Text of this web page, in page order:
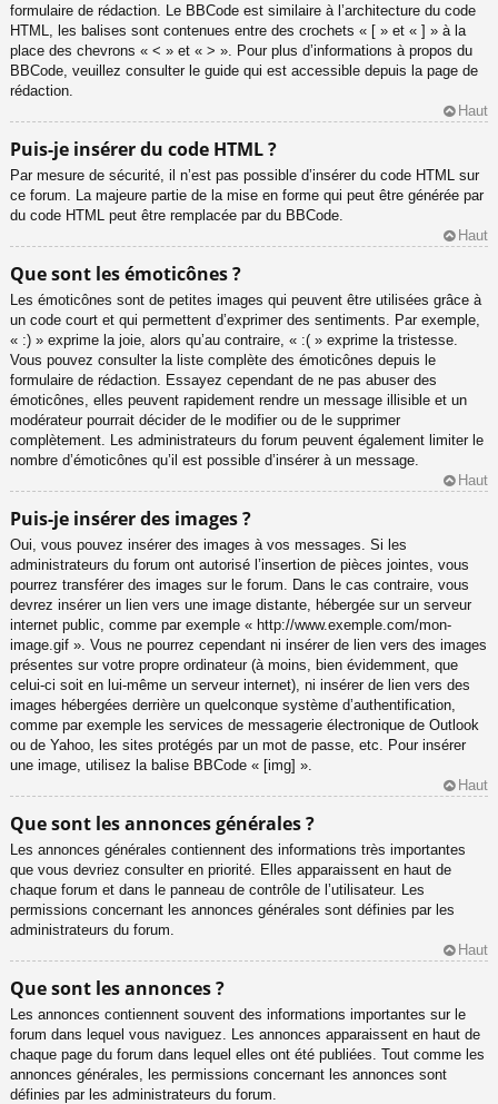
formulaire de rédaction. Le BBCode est similaire à l’architecture du code
HTML, les balises sont contenues entre des crochets « [ » et « ] » à la
place des chevrons « < » et « > ». Pour plus d’informations à propos du
BBCode, veuillez consulter le guide qui est accessible depuis la page de
rédaction.
Haut
Puis-je insérer du code HTML ?
Par mesure de sécurité, il n’est pas possible d’insérer du code HTML sur
ce forum. La majeure partie de la mise en forme qui peut être générée par
du code HTML peut être remplacée par du BBCode.
Haut
Que sont les émoticônes ?
Les émoticônes sont de petites images qui peuvent être utilisées grâce à
un code court et qui permettent d’exprimer des sentiments. Par exemple,
« :) » exprime la joie, alors qu’au contraire, « :( » exprime la tristesse.
Vous pouvez consulter la liste complète des émoticônes depuis le
formulaire de rédaction. Essayez cependant de ne pas abuser des
émoticônes, elles peuvent rapidement rendre un message illisible et un
modérateur pourrait décider de le modifier ou de le supprimer
complètement. Les administrateurs du forum peuvent également limiter le
nombre d’émoticônes qu’il est possible d’insérer à un message.
Haut
Puis-je insérer des images ?
Oui, vous pouvez insérer des images à vos messages. Si les
administrateurs du forum ont autorisé l’insertion de pièces jointes, vous
pourrez transférer des images sur le forum. Dans le cas contraire, vous
devrez insérer un lien vers une image distante, hébergée sur un serveur
internet public, comme par exemple « http://www.exemple.com/mon-
image.gif ». Vous ne pourrez cependant ni insérer de lien vers des images
présentes sur votre propre ordinateur (à moins, bien évidemment, que
celui-ci soit en lui-même un serveur internet), ni insérer de lien vers des
images hébergées derrière un quelconque système d’authentification,
comme par exemple les services de messagerie électronique de Outlook
ou de Yahoo, les sites protégés par un mot de passe, etc. Pour insérer
une image, utilisez la balise BBCode « [img] ».
Haut
Que sont les annonces générales ?
Les annonces générales contiennent des informations très importantes
que vous devriez consulter en priorité. Elles apparaissent en haut de
chaque forum et dans le panneau de contrôle de l’utilisateur. Les
permissions concernant les annonces générales sont définies par les
administrateurs du forum.
Haut
Que sont les annonces ?
Les annonces contiennent souvent des informations importantes sur le
forum dans lequel vous naviguez. Les annonces apparaissent en haut de
chaque page du forum dans lequel elles ont été publiées. Tout comme les
annonces générales, les permissions concernant les annonces sont
définies par les administrateurs du forum.